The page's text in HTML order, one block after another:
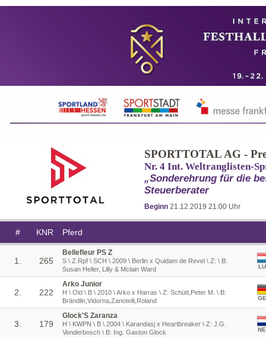
SPORTTOTAL AG -
Nr. 4 Int. Weltranglisten-
„Sonderehrung für die
Steuerberater
Beginn 21.12.2019 21:00 Uhr
# KNR Pferd
1. 265
Bellefleur PS Z
S \ Z.Rpf \ SCH \ 2009 \ Berlin x Quidam de Revel \ Z: \ B:
Susan Heller, Lilly & Mclain Ward
2. 222
Arko Junior
H \ Old \ B \ 2010 \ Arko x Harras \ Z: Schütt,Peter M. \ B:
Brändlin,Vidorna,Zanotelli,Roland
3. 179
Glock'S Zaranza
H \ KWPN \ B \ 2004 \ Karandasj x Heartbreaker \ Z: J.G.
Venderbosch \ B: Ing. Gaston Glock